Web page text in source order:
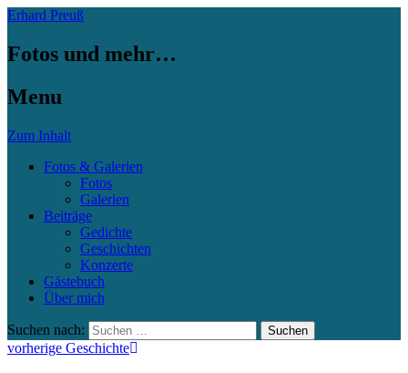
Erhard Preuß
Fotos und mehr…
Menu
Zum Inhalt
Fotos & Galerien
Fotos
Galerien
Beiträge
Gedichte
Geschichten
Konzerte
Gästebuch
Über mich
Suchen nach:
vorherige Geschichte